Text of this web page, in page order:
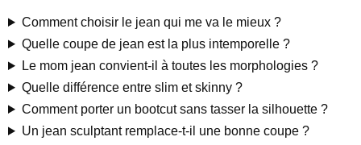
Comment choisir le jean qui me va le mieux ?
Quelle coupe de jean est la plus intemporelle ?
Le mom jean convient-il à toutes les morphologies ?
Quelle différence entre slim et skinny ?
Comment porter un bootcut sans tasser la silhouette ?
Un jean sculptant remplace-t-il une bonne coupe ?